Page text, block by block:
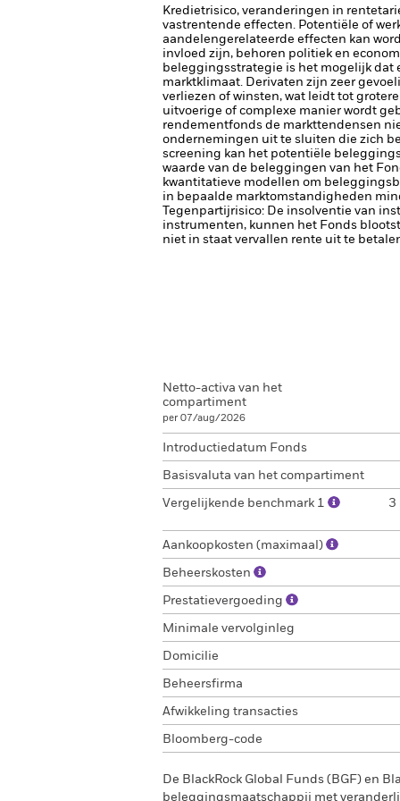
Kredietrisico, veranderingen in
vastrentende effecten. Potentiële of
aandelengerelateerde effecten kan
invloed zijn, behoren politiek en
beleggingsstrategie is het mogelijk
marktklimaat. Derivaten zijn zeer
verliezen of winsten, wat leidt tot
uitvoerige of complexe manier wordt
rendementfonds de markttendensen
ondernemingen uit te sluiten die zich
screening kan het potentiële
waarde van de beleggingen van het
kwantitatieve modellen om
in bepaalde marktomstandigheden
Tegenpartijrisico: De insolventie van
instrumenten, kunnen het Fonds
niet in staat vervallen rente uit te
Netto-activa van het
compartiment
per 07/aug/2026
Introductiedatum Fonds
Basisvaluta van het compartiment
Vergelijkende benchmark 1
3
Aankoopkosten (maximaal)
Beheerskosten
Prestatievergoeding
Minimale vervolginleg
Domicilie
Beheersfirma
Afwikkeling transacties
Bloomberg-code
De BlackRock Global Funds (BGF) en
beleggingsmaatschappij met